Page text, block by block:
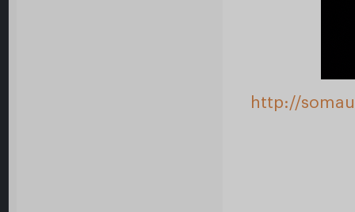
http://